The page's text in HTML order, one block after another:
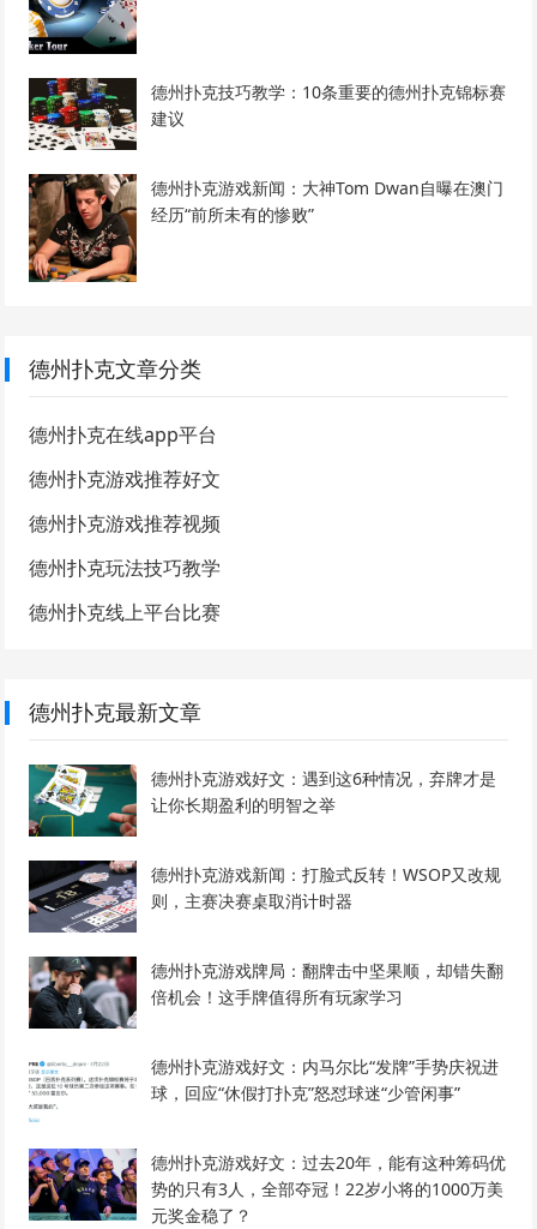
德州扑克技巧教学：10条重要的德州扑克锦标赛
建议
德州扑克游戏新闻：大神Tom Dwan自曝在澳门
经历“前所未有的惨败”
德州扑克文章分类
德州扑克在线app平台
德州扑克游戏推荐好文
德州扑克游戏推荐视频
德州扑克玩法技巧教学
德州扑克线上平台比赛
德州扑克最新文章
德州扑克游戏好文：遇到这6种情况，弃牌才是
让你长期盈利的明智之举
德州扑克游戏新闻：打脸式反转！WSOP又改规
则，主赛决赛桌取消计时器
德州扑克游戏牌局：翻牌击中坚果顺，却错失翻
倍机会！这手牌值得所有玩家学习
德州扑克游戏好文：内马尔比“发牌”手势庆祝进
球，回应“休假打扑克”怒怼球迷“少管闲事”
德州扑克游戏好文：过去20年，能有这种筹码优
势的只有3人，全部夺冠！22岁小将的1000万美
元奖金稳了？